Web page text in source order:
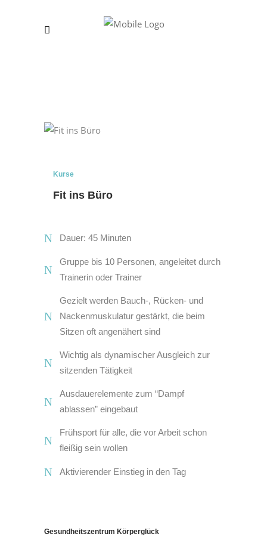
Kurse
Fit ins Büro
Dauer: 45 Minuten
Gruppe bis 10 Personen, angeleitet durch
Trainerin oder Trainer
Gezielt werden Bauch-, Rücken- und
Nackenmuskulatur gestärkt, die beim
Sitzen oft angenähert sind
Wichtig als dynamischer Ausgleich zur
sitzenden Tätigkeit
Ausdauerelemente zum “Dampf
ablassen” eingebaut
Frühsport für alle, die vor Arbeit schon
fleißig sein wollen
Aktivierender Einstieg in den Tag
Gesundheitszentrum Körperglück